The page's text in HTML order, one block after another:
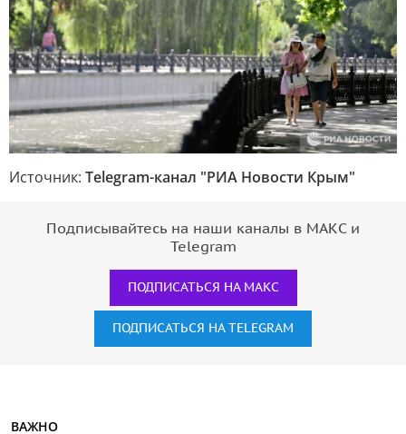
Источник: Telegram-канал "РИА Новости Крым"
Подписывайтесь на наши каналы в МАКС и
Telegram
ПОДПИСАТЬСЯ НА МАКС
ПОДПИСАТЬСЯ НА TELEGRAM
ВАЖНО